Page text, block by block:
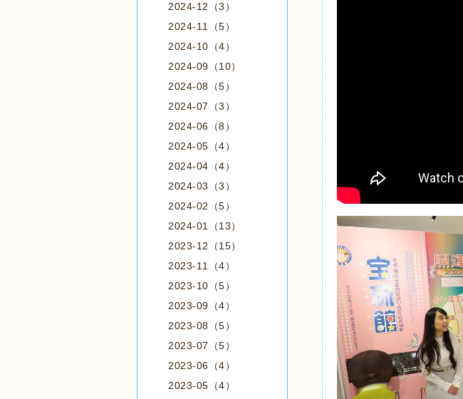
2024-12（3）
2024-11（5）
2024-10（4）
2024-09（10）
2024-08（5）
2024-07（3）
2024-06（8）
2024-05（4）
2024-04（4）
2024-03（3）
2024-02（5）
2024-01（13）
2023-12（15）
2023-11（4）
2023-10（5）
2023-09（4）
2023-08（5）
2023-07（5）
2023-06（4）
2023-05（4）